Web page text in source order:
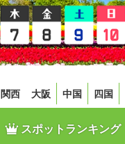
関西 大阪 中国 四国
スポットランキング